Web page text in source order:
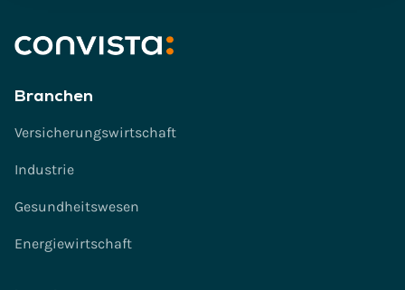
Branchen
Versicherungswirtschaft
Industrie
Gesundheitswesen
Energiewirtschaft